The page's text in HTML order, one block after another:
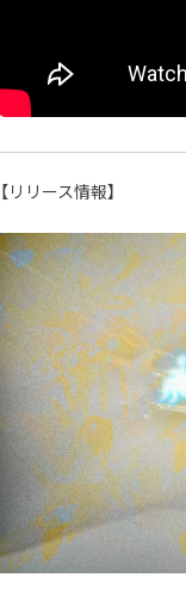
【リリース情報】